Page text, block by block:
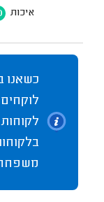
איכות
כשאנו